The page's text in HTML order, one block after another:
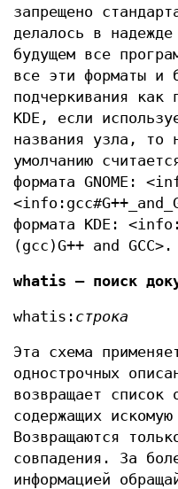
запрещено
делалось в
будущем все
все эти форматы и
подчеркивания как
KDE, если
названия узла, то
умолчанию
формата GNOME:
формата КDE:
(gcc)G++ and GCC>.
whatis — поиск
whatis: строка
Эта схема
однострочных
возвращает список
содержащих
Возвращаются
совпадения. За
информацией